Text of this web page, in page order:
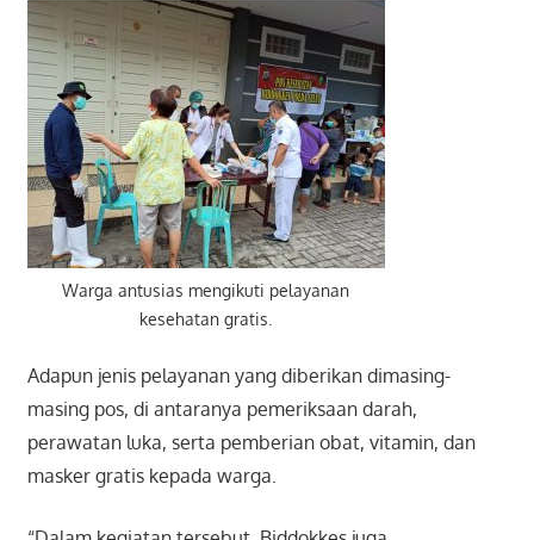
Warga antusias mengikuti pelayanan
kesehatan gratis.
Adapun jenis pelayanan yang diberikan dimasing-
masing pos, di antaranya pemeriksaan darah,
perawatan luka, serta pemberian obat, vitamin, dan
masker gratis kepada warga.